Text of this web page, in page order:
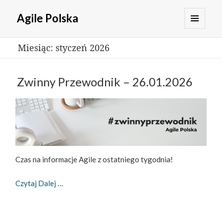
Agile Polska
Miesiąc: styczeń 2026
Zwinny Przewodnik – 26.01.2026
Czas na informacje Agile z ostatniego tygodnia!
Czytaj Dalej